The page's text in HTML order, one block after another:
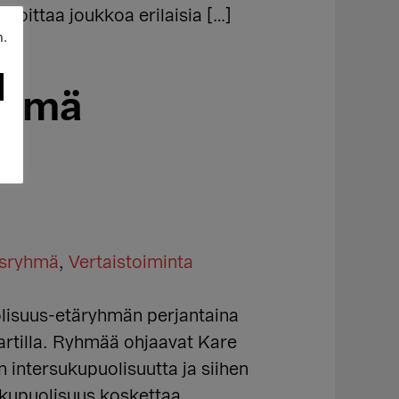
joukkoa erilaisia […]
, Vertaistoiminta
etäryhmän perjantaina
Ryhmää ohjaavat Kare
intersukupuolisuutta ja siihen